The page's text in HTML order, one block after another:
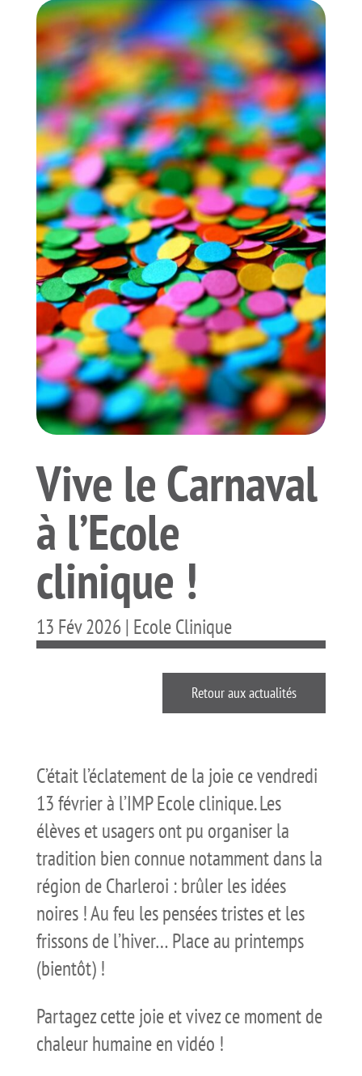
Vive le Carnaval
à l’Ecole
clinique !
13 Fév 2026 | Ecole Clinique
Retour aux actualités
C’était l’éclatement de la joie ce vendredi
13 février à l’IMP Ecole clinique. Les
élèves et usagers ont pu organiser la
tradition bien connue notamment dans la
région de Charleroi : brûler les idées
noires ! Au feu les pensées tristes et les
frissons de l’hiver… Place au printemps
(bientôt) !
Partagez cette joie et vivez ce moment de
chaleur humaine en vidéo !